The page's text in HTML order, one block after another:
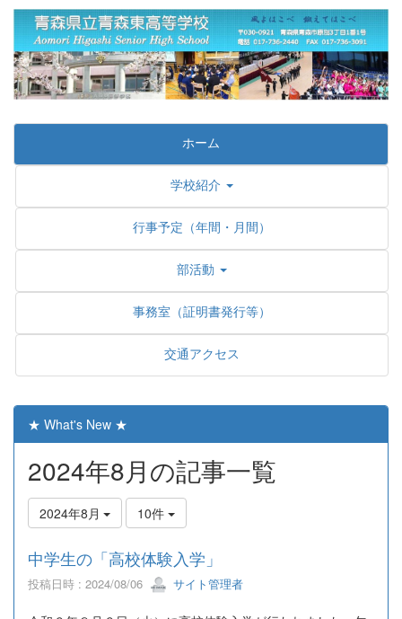
ホーム
学校紹介
行事予定（年間・月間）
部活動
事務室（証明書発行等）
交通アクセス
★ What's New ★
2024年8月の記事一覧
2024年8月 10件
中学生の「高校体験入学」
投稿日時 : 2024/08/06 サイト管理者